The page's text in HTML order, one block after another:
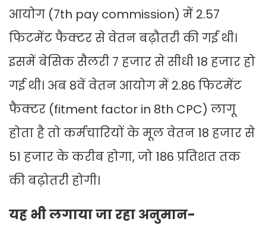
आयोग (7th pay commission) में 2.57
फिटमेंट फैक्टर से वेतन बढ़ौतरी की गई थी।
इसमें बेसिक सैलरी 7 हजार से सीधी 18 हजार हो
गई थी। अब 8वें वेतन आयोग में 2.86 फिटमेंट
फैक्टर (fitment factor in 8th CPC) लागू
होता है तो कर्मचारियों के मूल वेतन 18 हजार से
51 हजार के करीब होगा, जो 186 प्रतिशत तक
की बढ़ोतरी होगी।
यह भी लगाया जा रहा अनुमान-